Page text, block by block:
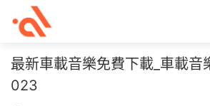
最新車載音樂免費下載_車載
023